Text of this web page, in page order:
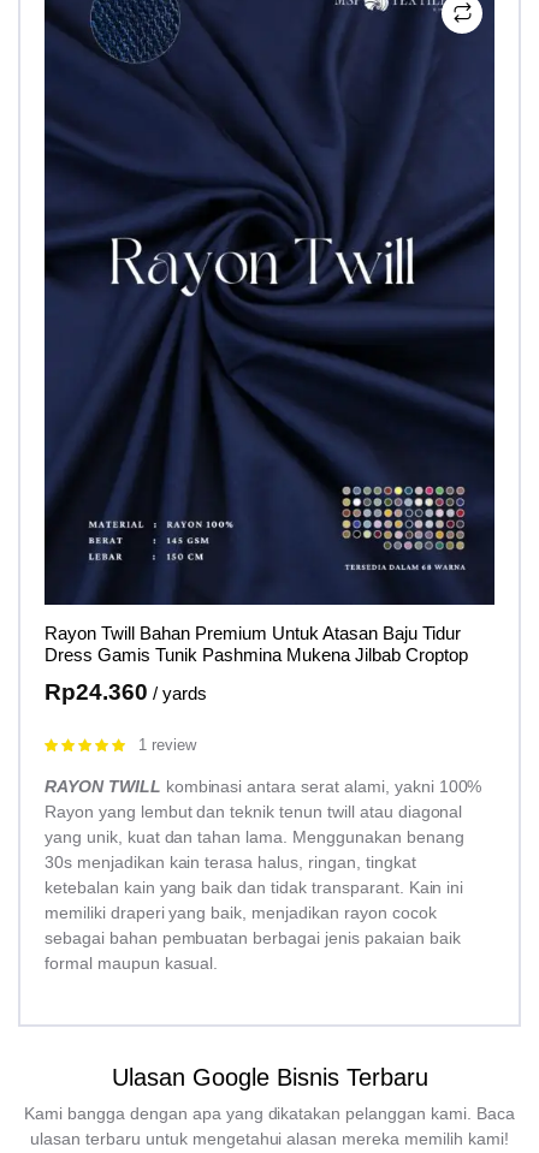
Rayon Twill Bahan Premium Untuk Atasan Baju Tidur
Dress Gamis Tunik Pashmina Mukena Jilbab Croptop
Rp24.360 / yards
Rated
1 review
RAYON TWILL kombinasi antara serat alami, yakni 100%
Rayon yang lembut dan teknik tenun twill atau diagonal
yang unik, kuat dan tahan lama. Menggunakan benang
30s menjadikan kain terasa halus, ringan, tingkat
ketebalan kain yang baik dan tidak transparant. Kain ini
memiliki draperi yang baik, menjadikan rayon cocok
sebagai bahan pembuatan berbagai jenis pakaian baik
formal maupun kasual.
Ulasan Google Bisnis Terbaru
Kami bangga dengan apa yang dikatakan pelanggan kami. Baca
ulasan terbaru untuk mengetahui alasan mereka memilih kami!